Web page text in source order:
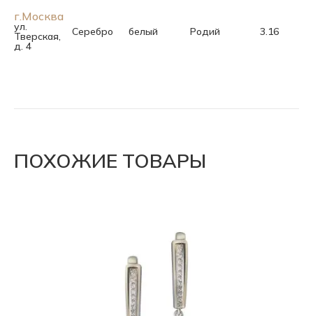
г.Москва
ул.
Тверская,
д. 4
Серебро белый Родий 3.16
ПОХОЖИЕ ТОВАРЫ